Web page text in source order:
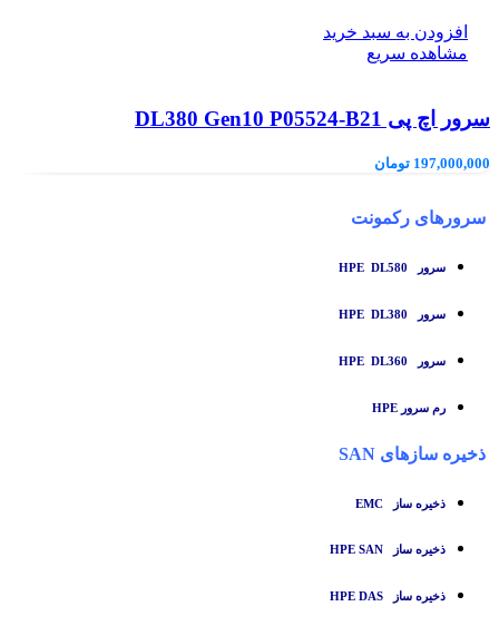
افزودن به سبد خرید
مشاهده سریع
سرور اچ پی DL380 Gen10 P05524-B21
197,000,000 تومان
سرورهای رکمونت
سرور HPE DL580
سرور HPE DL380
سرور HPE DL360
رم سرور HPE
ذخیره سازهای SAN
ذخیره ساز
ذخیره ساز HPE SAN
ذخیره ساز HPE DAS